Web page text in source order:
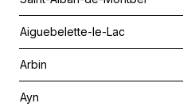
Aiguebelette-le-Lac
Arbin
Ayn